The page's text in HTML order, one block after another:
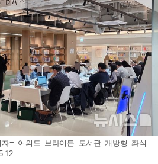
자= 여의도 브라이튼 도서관 개방형 좌석